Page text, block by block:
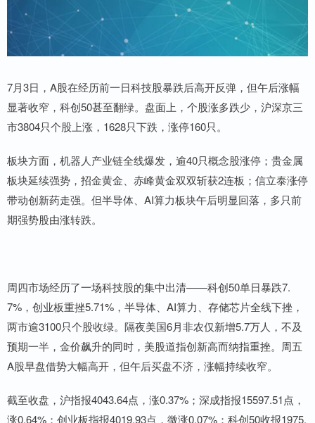
7月3日，A股在经历前一日科技股暴跌后高开反弹，但午后涨幅
显著收窄，科创50甚至翻绿。盘面上，个股涨多跌少，沪深京三
市3804只个股上涨，1628只下跌，涨停160只。
板块方面，机器人产业链全线爆发，逾40只概念股涨停；贵金属
板块延续强势，招金黄金、赤峰黄金双双斩获2连板；信立泰涨停
带动创新药走强。但半导体、AI算力板块午后明显回落，多只前
期强势股由涨转跌。
周四市场经历了一场科技股的集中出清——科创50单日暴跌7.
7%，创业板重挫5.71%，半导体、AI算力、存储芯片全线下挫，
两市逾3100只个股收绿。隔夜美国6月非农仅新增5.7万人，不及
预期一半，金价飙升的同时，美股道指创新高而纳指重挫。周五
A股早盘借势大幅高开，但午后买盘不济，涨幅持续收窄。
截至收盘，沪指报4043.64点，涨0.37%；深成指报15597.51点，
涨0.64%；创业板指报4019.93点，微涨0.07%；科创50收报1975.